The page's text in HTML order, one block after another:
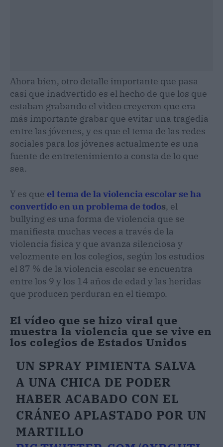
Ahora bien, otro detalle importante que pasa
casi que inadvertido es el hecho de que los que
estaban grabando el vìdeo creyeron que era
más importante grabar que evitar una tragedia
entre las jóvenes, y es que el tema de las redes
sociales para los jóvenes actualmente es una
fuente de entretenimiento a consta de lo que
sea.
Y es que el tema de la violencia escolar se ha
convertido en un problema de todos, el
bullying es una forma de violencia que se
manifiesta muchas veces a través de la
violencia física y que avanza silenciosa y
velozmente en los colegios, según los estudios
el 87 % de la violencia escolar se encuentra
entre los 9 y los 14 años de edad y las heridas
que producen perduran en el tiempo.
El vídeo que se hizo viral que
muestra la violencia que se vive en
los colegios de Estados Unidos
UN SPRAY PIMIENTA SALVA
A UNA CHICA DE PODER
HABER ACABADO CON EL
CRÁNEO APLASTADO POR UN
MARTILLO